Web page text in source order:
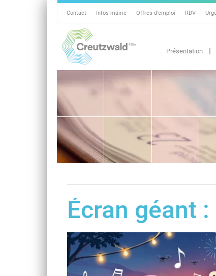
Contact Infos mairie Offres d'emploi RDV
Présentation
Écran géant